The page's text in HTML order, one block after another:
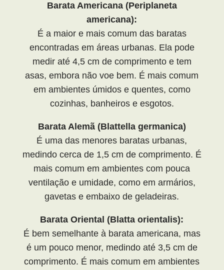
Barata Americana (Periplaneta
americana):
É a maior e mais comum das baratas
encontradas em áreas urbanas. Ela pode
medir até 4,5 cm de comprimento e tem
asas, embora não voe bem. É mais comum
em ambientes úmidos e quentes, como
cozinhas, banheiros e esgotos.
Barata Alemã (Blattella germanica)
É uma das menores baratas urbanas,
medindo cerca de 1,5 cm de comprimento. É
mais comum em ambientes com pouca
ventilação e umidade, como em armários,
gavetas e embaixo de geladeiras.
Barata Oriental (Blatta orientalis):
É bem semelhante à barata americana, mas
é um pouco menor, medindo até 3,5 cm de
comprimento. É mais comum em ambientes